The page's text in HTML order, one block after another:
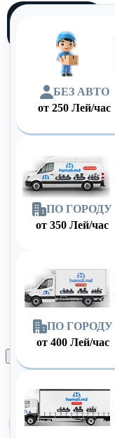
БЕЗ АВТО
от250 Лей/час
ПО ГОРОДУ
от 350 Лей/час
ПО ГОРОДУ
от 400 Лей/час
Оформить заказ